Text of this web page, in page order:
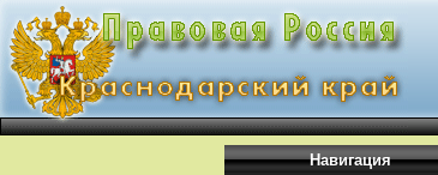
Навигация